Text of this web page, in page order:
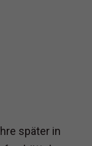
später in